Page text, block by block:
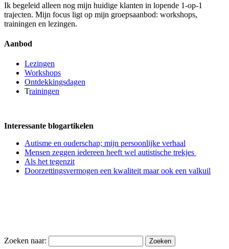
Ik begeleid alleen nog mijn huidige klanten in lopende 1-op-1
trajecten. Mijn focus ligt op mijn groepsaanbod: workshops,
trainingen en lezingen.
Aanbod
Lezingen
Workshops
Ontdekkingsdagen
Trainingen
Interessante blogartikelen
Autisme en ouderschap; mijn persoonlijke verhaal
Mensen zeggen iedereen heeft wel autistische trekjes
Als het tegenzit
Doorzettingsvermogen een kwaliteit maar ook een valkuil
Zoeken naar: